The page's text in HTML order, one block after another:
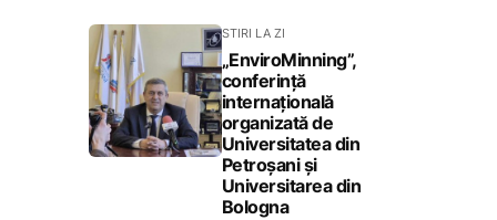
STIRI LA ZI
„EnviroMinning”,
conferință
internațională
organizată de
Universitatea din
Petroșani și
Universitarea din
Bologna